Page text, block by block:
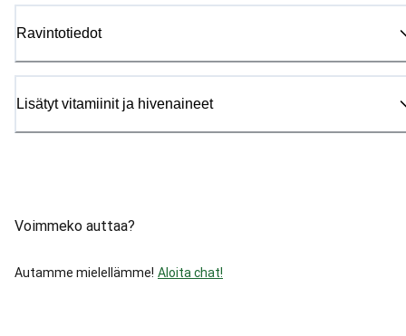
Ravintotiedot
Lisätyt vitamiinit ja hivenaineet
Voimmeko auttaa?
Autamme mielellämme! Aloita chat!